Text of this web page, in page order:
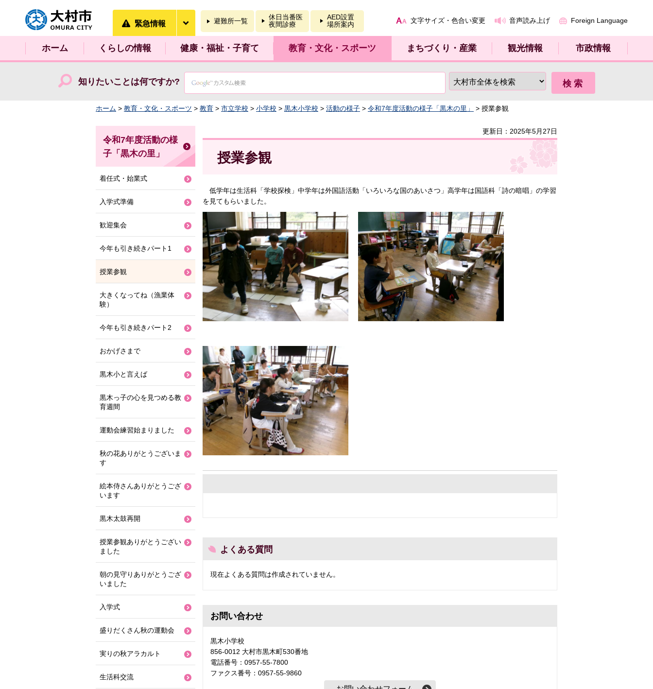
大村市
緊急情報 避難所一覧
休日当番医
夜間診療
AED設置
場所案内
文字サイズ・色合い変更 音声読み上げ Foreign Language
ホーム くらしの情報 健康・福祉・子育て 教育・文化・スポーツ まちづくり・産業 観光情報 市政情報
知りたいことは何ですか?
ホーム > 教育・文化・スポーツ > 教育 > 市立学校 > 小学校 > 黒木小学校 > 活動の様子 > 令和7年度活動の様子「黒木の里」 > 授業参観
更新日：2025年5月27日
授業参観
低学年は生活科「学校探検」中学年は外国語活動「いろいろな国のあいさつ」高学年は国語科「詩の暗唱」の学習
を見てもらいました。
よくある質問
現在よくある質問は作成されていません。
お問い合わせ
黒木小学校
856-0012 大村市黒木町530番地
電話番号：0957-55-7800
ファクス番号：0957-55-9860
令和7年度活動の様
子「黒木の里」
着任式・始業式
入学式準備
歓迎集会
今年も引き続きパート1
授業参観
大きくなってね（漁業体
験）
今年も引き続きパート2
おかげさまで
黒木小と言えば
黒木っ子の心を見つめる教
育週間
運動会練習始まりました
秋の花ありがとうございま
す
絵本侍さんありがとうござ
います
黒木太鼓再開
授業参観ありがとうござい
ました
朝の見守りありがとうござ
いました
入学式
盛りだくさん秋の運動会
実りの秋アラカルト
生活科交流